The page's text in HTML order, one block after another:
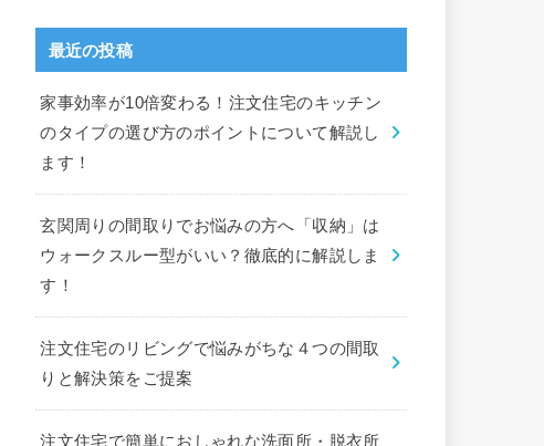
最近の投稿
家事効率が10倍変わる！注文住宅のキッチン
のタイプの選び方のポイントについて解説し
ます！
玄関周りの間取りでお悩みの方へ「収納」は
ウォークスルー型がいい？徹底的に解説しま
す！
注文住宅のリビングで悩みがちな４つの間取
りと解決策をご提案
注文住宅で簡単におしゃれな洗面所・脱衣所